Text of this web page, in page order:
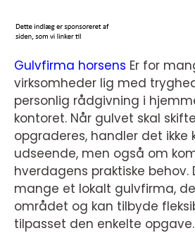
Gulvfirma horsens Er for
virksomheder lig med
personlig rådgivning i
kontoret. Når gulvet skal
opgraderes, handler det ikke
udseende, men også om
hverdagens praktiske
mange et lokalt gulvfirma,
området og kan tilbyde
tilpasset den enkelte opgave.